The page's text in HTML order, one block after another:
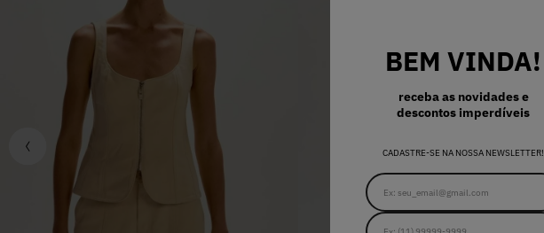
BEM VINDA!
receba as novidades e
descontos imperdíveis
CADASTRE-SE NA NOSSA NEWSLETTER!